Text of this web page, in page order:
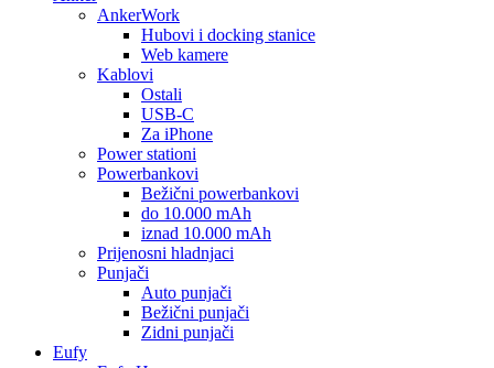
AnkerWork
Hubovi i docking stanice
Web kamere
Kablovi
Ostali
USB-C
Za iPhone
Power stationi
Powerbankovi
Bežični powerbankovi
do 10.000 mAh
iznad 10.000 mAh
Prijenosni hladnjaci
Punjači
Auto punjači
Bežični punjači
Zidni punjači
Eufy